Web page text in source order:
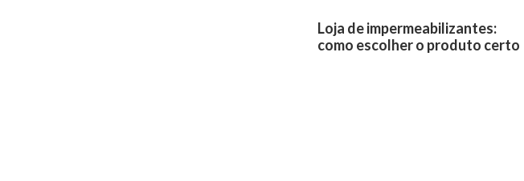
Loja de impermeabilizantes:
como escolher o produto certo